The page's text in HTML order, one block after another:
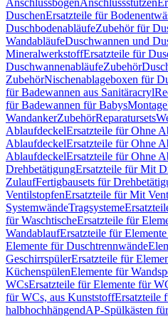
AnschlussbögenAnschlussstutzen
DuschenErsatzteile für
DuschbodenabläufeZubehör für
WandabläufeDuschwannen und
MineralwerkstoffErsatzteile für
DuschwannenabläufeZubehör
ZubehörNischenablageboxen für
für Badewannen aus Sanitäracryl
für Badewannen für Babys
WandankerZubehörReparatursets
AblaufdeckelErsatzteile für Ohne
AblaufdeckelErsatzteile für Ohne
AblaufdeckelErsatzteile für Ohne
DrehbetätigungErsatzteile für Mit
ZulaufFertigbausets für
VentilstopfenErsatzteile für Mit
SystemwändeTragsysteme
für WaschtischeErsatzteile für
WandablaufErsatzteile für
Elemente für Duschtrennwände
GeschirrspülerErsatzteile für
KüchenspülenElemente für
WCsErsatzteile für Elemente für
für WCs, aus KunststoffErsatzteile
halbhochhängendAP-Spülkästen